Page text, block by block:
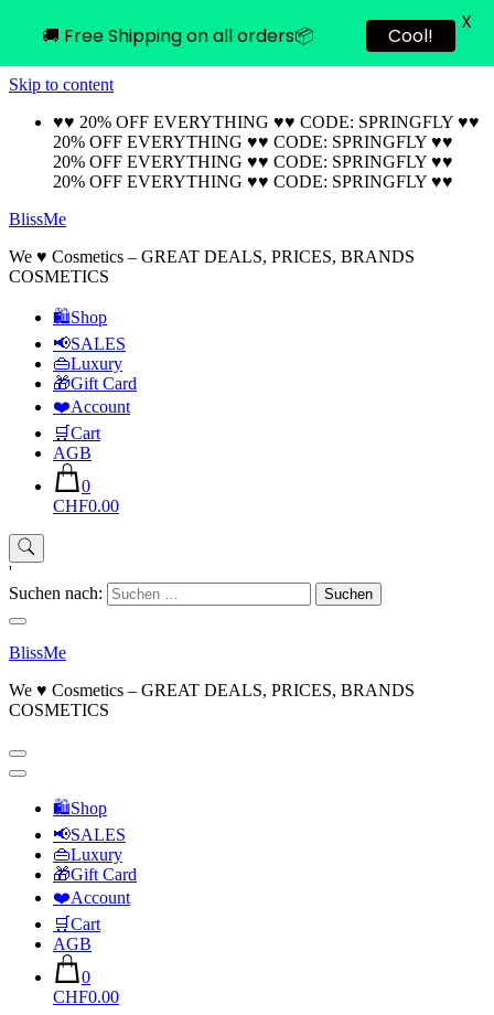
Skip to content
♥♥ 20% OFF EVERYTHING ♥♥ CODE: SPRINGFLY ♥♥
20% OFF EVERYTHING ♥♥ CODE: SPRINGFLY ♥♥
20% OFF EVERYTHING ♥♥ CODE: SPRINGFLY ♥♥
20% OFF EVERYTHING ♥♥ CODE: SPRINGFLY ♥♥
BlissMe
We ♥ Cosmetics – GREAT DEALS, PRICES, BRANDS
COSMETICS
🛍Shop
📢SALES
👜Luxury
🎁Gift Card
❤️Account
🛒Cart
AGB
0
CHF0.00
'
Suchen nach:
BlissMe
We ♥ Cosmetics – GREAT DEALS, PRICES, BRANDS
COSMETICS
🛍Shop
📢SALES
👜Luxury
🎁Gift Card
❤️Account
🛒Cart
AGB
0
CHF0.00
🚚 Free Shipping on all orders📦 Cool!
X